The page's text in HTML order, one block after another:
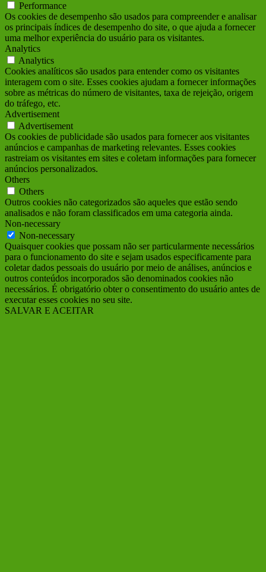
Performance
Os cookies de desempenho são usados para compreender e analisar
os principais índices de desempenho do site, o que ajuda a fornecer
uma melhor experiência do usuário para os visitantes.
Analytics
Analytics
Cookies analíticos são usados para entender como os visitantes
interagem com o site. Esses cookies ajudam a fornecer informações
sobre as métricas do número de visitantes, taxa de rejeição, origem
do tráfego, etc.
Advertisement
Advertisement
Os cookies de publicidade são usados para fornecer aos visitantes
anúncios e campanhas de marketing relevantes. Esses cookies
rastreiam os visitantes em sites e coletam informações para fornecer
anúncios personalizados.
Others
Others
Outros cookies não categorizados são aqueles que estão sendo
analisados e não foram classificados em uma categoria ainda.
Non-necessary
Non-necessary
Quaisquer cookies que possam não ser particularmente necessários
para o funcionamento do site e sejam usados ​​especificamente para
coletar dados pessoais do usuário por meio de análises, anúncios e
outros conteúdos incorporados são denominados cookies não
necessários. É obrigatório obter o consentimento do usuário antes de
executar esses cookies no seu site.
SALVAR E ACEITAR